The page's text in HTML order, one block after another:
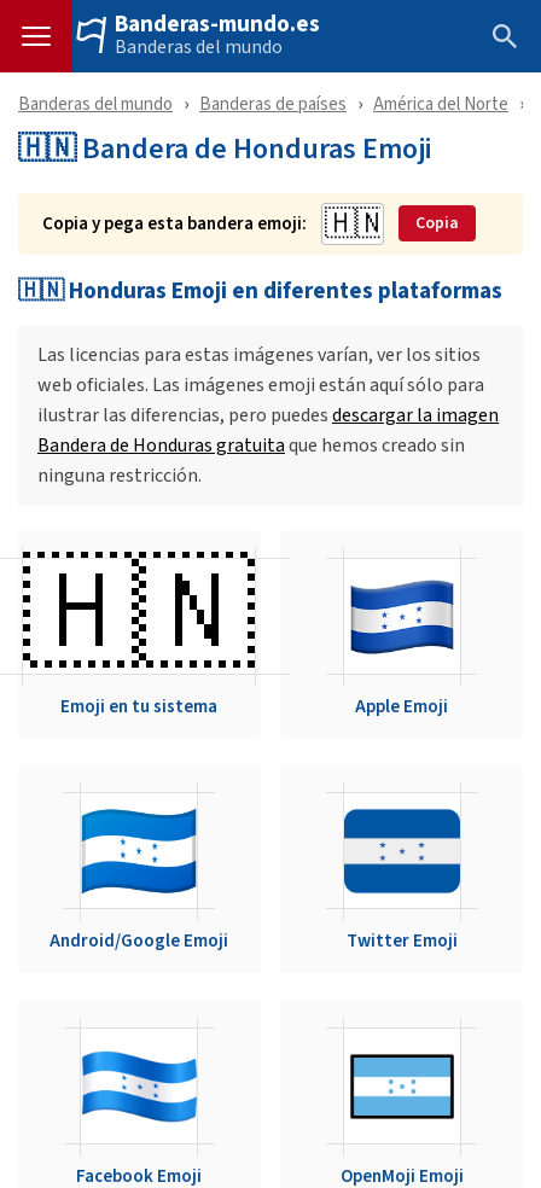
Banderas-mundo.es
Banderas del mundo
Banderas del mundo Banderas de países América del Norte
🇭🇳 Bandera de Honduras Emoji
Copia y pega esta bandera emoji: Copia
🇭🇳 Honduras Emoji en diferentes plataformas
Las licencias para estas imágenes varían, ver los sitios
web oficiales. Las imágenes emoji están aquí sólo para
ilustrar las diferencias, pero puedesdescargar la imagen
Bandera de Honduras gratuitaque hemos creado sin
ninguna restricción.
🇭🇳
Emoji en tu sistema Apple Emoji
Android/Google Emoji Twitter Emoji
Facebook Emoji OpenMoji Emoji